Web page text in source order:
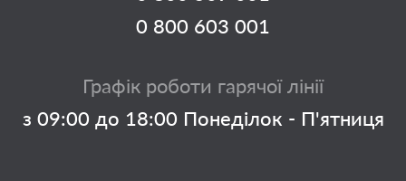
0 800 603 001
Графік роботи гарячої лінії
з 09:00 до 18:00 Понеділок - П'ятниця